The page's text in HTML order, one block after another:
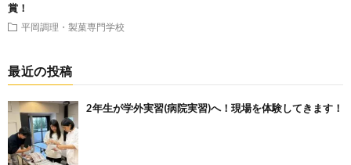
賞！
平岡調理・製菓専門学校
最近の投稿
2年生が学外実習(病院実習)へ！現場を体験してきます！